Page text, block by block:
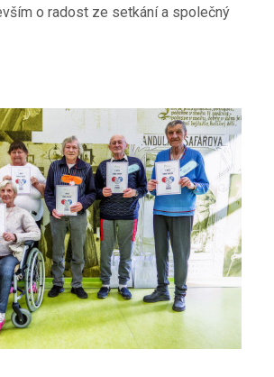
o radost ze setkání a společný